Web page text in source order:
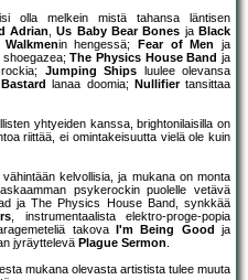
olla melkein mistä tahansa läntisen
Adrian,Us Baby Bear Bones ja Black
Walkmenin hengessä; Fear of Men
ja
shoegazea;The Physics House Band ja
Jumping Ships luulee olevansa
lanaa doomia; Nullifiertansittaa
yhtyeiden kanssa, brightonilaisilla on
riittää, ei omintakeisuutta vielä ole kuin
kelvollisia, ja mukana on monta
psykerockin puolelle vetävä
ja The Physics House Band, synkkää
, instrumentaalista elektro-proge-popia
takova I'm Being Good
ja
jyräyttelevä Plague Sermon.
mukana olevasta artistista tulee muuta